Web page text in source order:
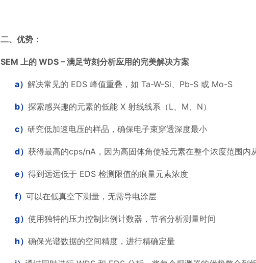
二、优势：
SEM 上的 WDS – 满足苛刻分析应用的完美解决方案
a） 解决常见的 EDS 峰值重叠，如 Ta-W-Si、 Pb-S 或 Mo-S
b） 探索感兴趣的元素的低能 X 射线线系（L、 M、 N）
c） 研究低加速电压的样品，确保电子束穿透深度最小
d） 获得最高的cps/nA，因为高固体角使轻元素在整个浓度范围内
e） 得到远远低于 EDS 检测限值的痕量元素浓度
f） 可以在低真空下测量，无需导电涂层
g） 使用独特的压力控制比例计数器，节省分析测量时间
h） 确保光谱数据的空间精度，进行精确定量